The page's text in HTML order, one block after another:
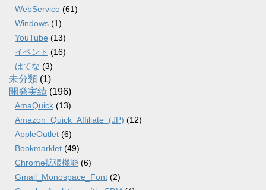
WebService (61)
Windows (1)
YouTube (13)
イベント (16)
はてな (3)
未分類 (1)
開発実績 (196)
AmaQuick (13)
Amazon_Quick_Affiliate_(JP) (12)
AppleOutlet (6)
Bookmarklet (49)
Chrome拡張機能 (6)
Gmail_Monospace_Font (2)